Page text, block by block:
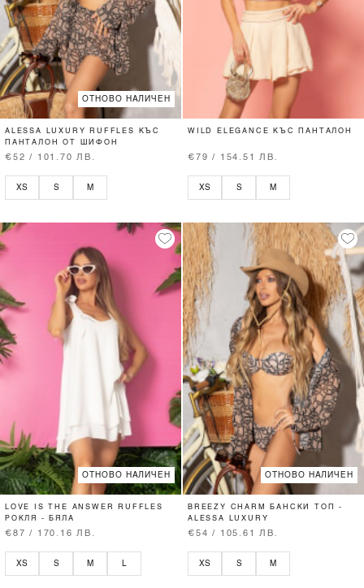
ОТНОВО НАЛИЧЕН
ALESSA LUXURY RUFFLES КЪС
ПАНТАЛОН ОТ ШИФОН
€52 / 101.70 ЛВ.
XS S M
WILD ELEGANCE КЪС ПАНТАЛОН
€79 / 154.51 ЛВ.
XS S M
ОТНОВО НАЛИЧЕН
LOVE IS THE ANSWER RUFFLES
РОКЛЯ - БЯЛА
€87 / 170.16 ЛВ.
XS S M
ОТНОВО НАЛИЧЕН
BREEZY CHARM БАНСКИ ТОП -
ALESSA LUXURY
€54 / 105.61 ЛВ.
XS S M